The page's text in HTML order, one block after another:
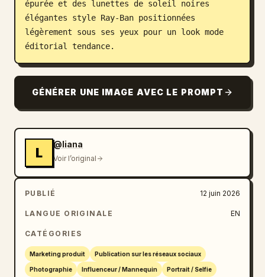
épurée et des lunettes de soleil noires
élégantes style Ray-Ban positionnées
légèrement sous ses yeux pour un look mode
éditorial tendance.
GÉNÉRER UNE IMAGE AVEC LE PROMPT
L
@liana
Voir l’original
PUBLIÉ 12 juin 2026
LANGUE ORIGINALE EN
CATÉGORIES
Marketing produit Publication sur les réseaux sociaux
Photographie Influenceur / Mannequin Portrait / Selfie